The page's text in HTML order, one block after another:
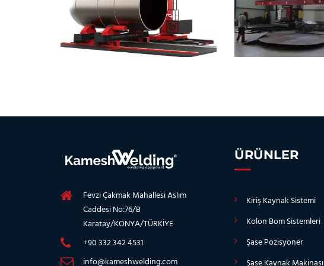
Fevzi Çakmak Mahallesi Aslım
Caddesi No:76/B
Karatay/KONYA/TÜRKİYE
+90 332 342 4531
info@kameshwelding.com
ÜRÜNLER
Kiriş Kaynak Sistemi
Kolon Bom Sistemleri
Şase Pozisyoner
Şase Kaynak Makinası